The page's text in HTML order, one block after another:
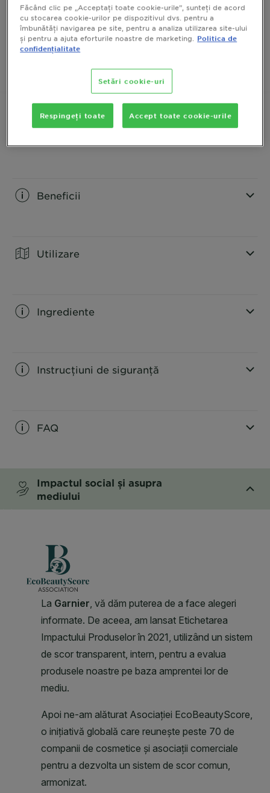
de uleiuri hrănitoare patrunde frumos în firul de păr,
oferă acoperire completă a firelor albe și un finiș
mătăsos, cu până la 3x mai multă strălucire.
ARATA MAI MULT
MARIME 174 ML
CUMPARA ACUM
Beneficii
Utilizare
Ingrediente
Instrucțiuni de siguranță
FAQ
Impactul social și asupra
mediului
Făcând clic pe „Acceptați toate cookie-urile”, sunteți de acord
cu stocarea cookie-urilor pe dispozitivul dvs. pentru a
îmbunătăți navigarea pe site, pentru a analiza utilizarea site-ului
și pentru a ajuta eforturile noastre de marketing.
Politica de
confidențialitate
Setări cookie-uri
Respingeți toate Accept toate cookie-urile